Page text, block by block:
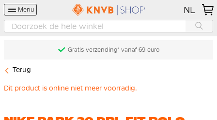
Menu NL
Gratis verzending* vanaf 69 euro
Terug
Dit product is online niet meer voorradig.